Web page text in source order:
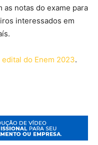
as notas do exame para
interessados em
edital do Enem 2023.